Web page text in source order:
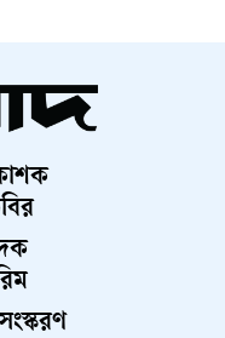
৬ নেতাকর্মীকে
আবেদন, হতে
শিক্ষকের